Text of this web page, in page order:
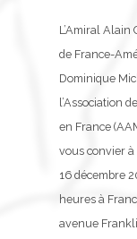
L’Amiral Alain
de France-
Dominique
l’Association
en France
vous convier à
16 décembre
heures à
avenue